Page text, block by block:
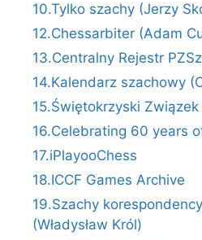
10.Tylko szachy (Jerzy
12.Chessarbiter (Adam
13.Centralny Rejestr
14.Kalendarz szachowy
15.Świętokrzyski
16.Celebrating 60 years
17.iPlayooChess
18.ICCF Games Archive
19.Szachy
(Władysław Król)